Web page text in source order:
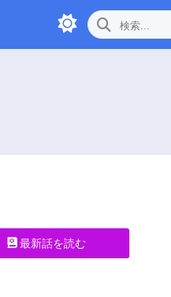
最新話を読む